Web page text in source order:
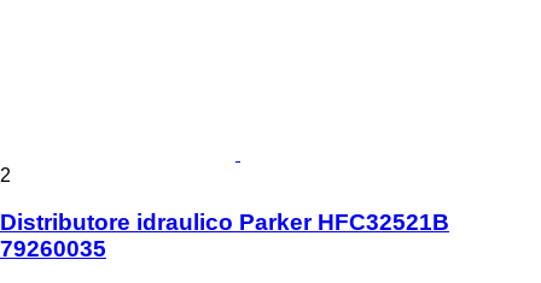
2
Distributore idraulico Parker HFC32521B
79260035